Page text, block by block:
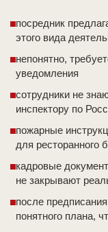
посредник
этого вида
непонятно,
уведомления
сотрудники не
инспектору по
пожарные
для ресторанного
кадровые
не закрывают
после
понятного плана,